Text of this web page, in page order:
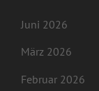
Juni 2026
März 2026
Februar 2026